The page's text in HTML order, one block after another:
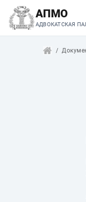
АПМО
АДВОКАТСКАЯ